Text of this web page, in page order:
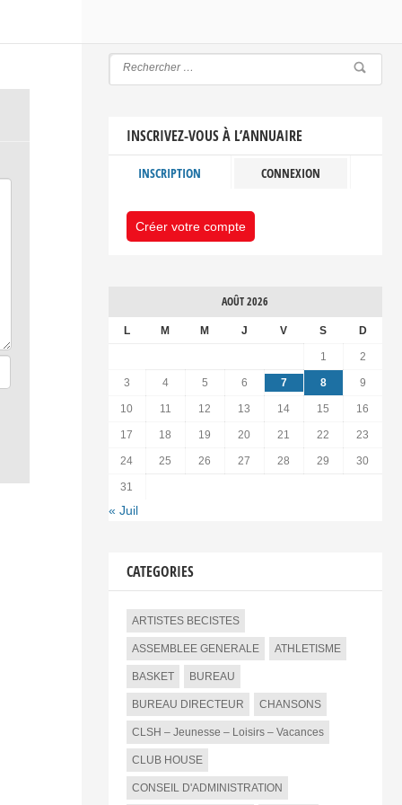
INSCRIVEZ-VOUS À L’ANNUAIRE
INSCRIPTION CONNEXION
Créer votre compte
AOÛT 2026
L M M J V S D
1 2
3 4 5 6 7 8 9
10 11 12 13 14 15 16
17 18 19 20 21 22 23
24 25 26 27 28 29 30
31
« Juil
CATEGORIES
ARTISTES BECISTES
ASSEMBLEE GENERALE ATHLETISME
BASKET BUREAU
BUREAU DIRECTEUR CHANSONS
CLSH – Jeunesse – Loisirs – Vacances
CLUB HOUSE
CONSEIL D'ADMINISTRATION